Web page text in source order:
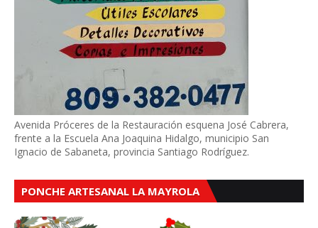
Avenida Próceres de la Restauración esquena José Cabrera,
frente a la Escuela Ana Joaquina Hidalgo, municipio San
Ignacio de Sabaneta, provincia Santiago Rodríguez.
PONCHE ARTESANAL LA MAYROLA